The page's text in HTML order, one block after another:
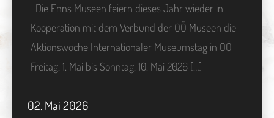
Die Enns Museen feiern dieses Jahr wieder in
Kooperation mit dem Verbund der OÖ Museen die
Aktionswoche Internationaler Museumstag in OÖ
Freitag, 1. Mai bis Sonntag, 10. Mai 2026 […]
02.Mai2026